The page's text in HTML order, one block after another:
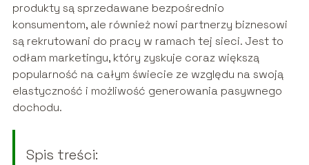
produkty są sprzedawane bezpośrednio
konsumentom, ale również nowi partnerzy biznesowi
są rekrutowani do pracy w ramach tej sieci. Jest to
odłam marketingu, który zyskuje coraz większą
popularność na całym świecie ze względu na swoją
elastyczność i możliwość generowania pasywnego
dochodu.
Spis treści: